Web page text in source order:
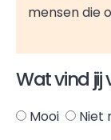
mensen die
Wat vind
Mooi Niet